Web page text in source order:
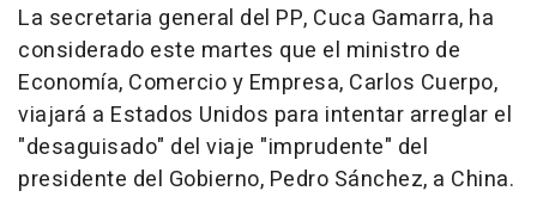
La secretaria general del PP, Cuca Gamarra, ha
considerado este martes que el ministro de
Economía, Comercio y Empresa, Carlos Cuerpo,
viajará a Estados Unidos para intentar arreglar el
"desaguisado" del viaje "imprudente" del
presidente del Gobierno, Pedro Sánchez, a China.